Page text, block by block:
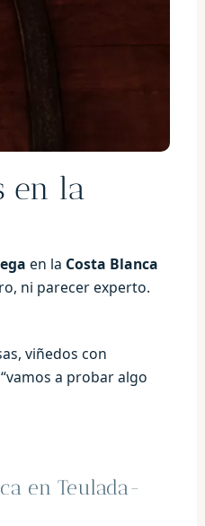
en la
en la Costa Blanca
ni parecer experto.
viñedos con
a probar algo
en Teulada-